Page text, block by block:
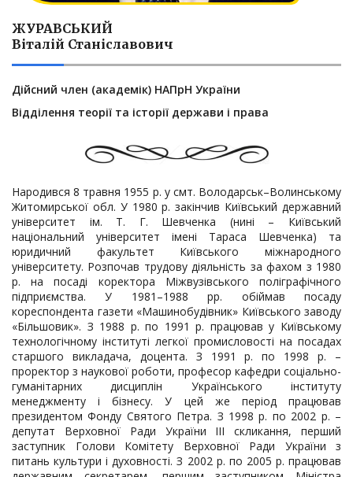
ЖУРАВСЬКИЙ
Віталій Станіславович
Дійсний член (академік) НАПрН України
Відділення теорії та історії держави і права
Народився 8 травня 1955 р. у смт. Володарськ–Волинському
Житомирської обл. У 1980 р. закінчив Київський державний
університет ім. Т. Г. Шевченка (нині – Київський
національний університет імені Тараса Шевченка) та
юридичний факультет Київського міжнародного
університету. Розпочав трудову діяльність за фахом з 1980
р. на посаді коректора Міжвузівського поліграфічного
підприємства. У 1981–1988 рр. обіймав посаду
кореспондента газети «Машинобудівник» Київського заводу
«Більшовик». З 1988 р. по 1991 р. працював у Київському
технологічному інституті легкої промисловості на посадах
старшого викладача, доцента. З 1991 р. по 1998 р. –
проректор з наукової роботи, професор кафедри соціально-
гуманітарних дисциплін Українського інституту
менеджменту і бізнесу. У цей же період працював
президентом Фонду Святого Петра. З 1998 р. по 2002 р. –
депутат Верховної Ради України ІІІ скликання, перший
заступник Голови Комітету Верховної Ради України з
питань культури і духовності. З 2002 р. по 2005 р. працював